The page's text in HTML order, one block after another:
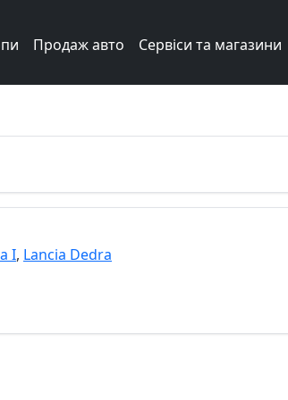
Продаж авто Сервіси та магазини
I, Lancia Dedra